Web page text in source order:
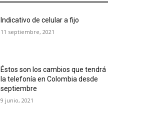
Indicativo de celular a fijo
11 septiembre, 2021
Éstos son los cambios que tendrá
la telefonía en Colombia desde
septiembre
9 junio, 2021